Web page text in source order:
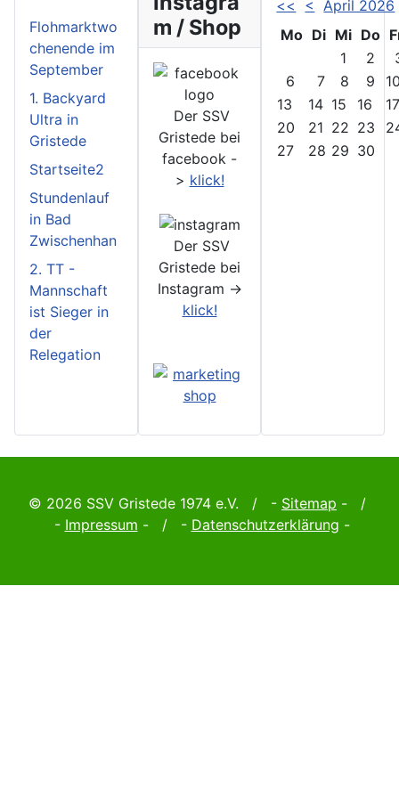
Flohmarktwo
chenende im
September
1. Backyard
Ultra in
Gristede
Startseite2
Stundenlauf
in Bad
Zwischenhan
2. TT -
Mannschaft
ist Sieger in
der
Relegation
m / Shop
Der SSV
Gristede bei
facebook -
> klick!
Der SSV
Gristede bei
Instagram ->
klick!
<< <
April 2026
Mo Di Mi Do
1
2
6
7 8 9
13
14 15 16
20
21 22 23
27
28 29 30
© 2026 SSV Gristede 1974 e.V. / - Sitemap - /
- Impressum - / - Datenschutzerklärung -